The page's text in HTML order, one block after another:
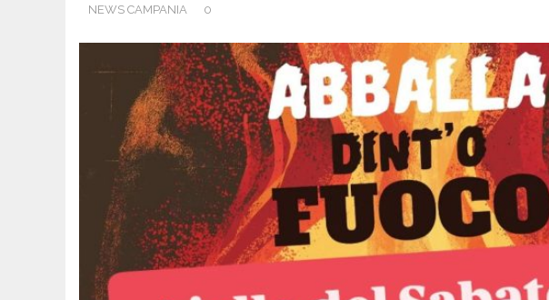
NEWS CAMPANIA
0